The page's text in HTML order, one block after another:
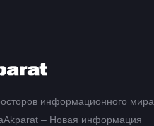
информационного мира,
– Новая информация